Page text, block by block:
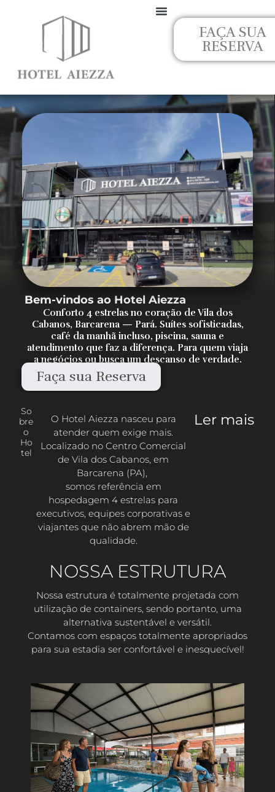
FAÇA SUA
RESERVA
Bem-vindos ao Hotel Aiezza
Conforto 4 estrelas no coração de Vila dos
Cabanos, Barcarena — Pará. Suítes sofisticadas,
café da manhã incluso, piscina, sauna e
atendimento que faz a diferença. Para quem viaja
a negócios ou busca um descanso de verdade.
Faça sua Reserva
So
bre
o
Ho
tel
O Hotel Aiezza nasceu para
atender quem exige mais.
Localizado no Centro Comercial
de Vila dos Cabanos, em
Barcarena (PA),
somos referência em
hospedagem 4 estrelas para
executivos, equipes corporativas e
viajantes que não abrem mão de
qualidade.
Ler mais
NOSSA ESTRUTURA
Nossa estrutura é totalmente projetada com
utilização de containers, sendo portanto, uma
alternativa sustentável e versátil.
Contamos com espaços totalmente apropriados
para sua estadia ser confortável e inesquecível!